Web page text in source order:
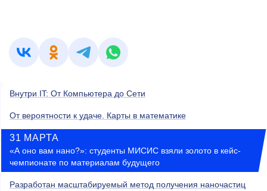
Внутри IT: От Компьютера до Сети
От вероятности к удаче. Карты в математике
31 МАРТА
«А оно вам нано?»: студенты МИСИС взяли золото в кейс-
чемпионате по материалам будущего
Разработан масштабируемый метод получения наночастиц